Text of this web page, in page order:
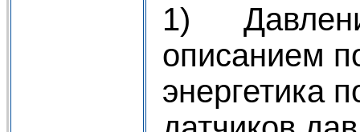
1)
описанием
энергетика